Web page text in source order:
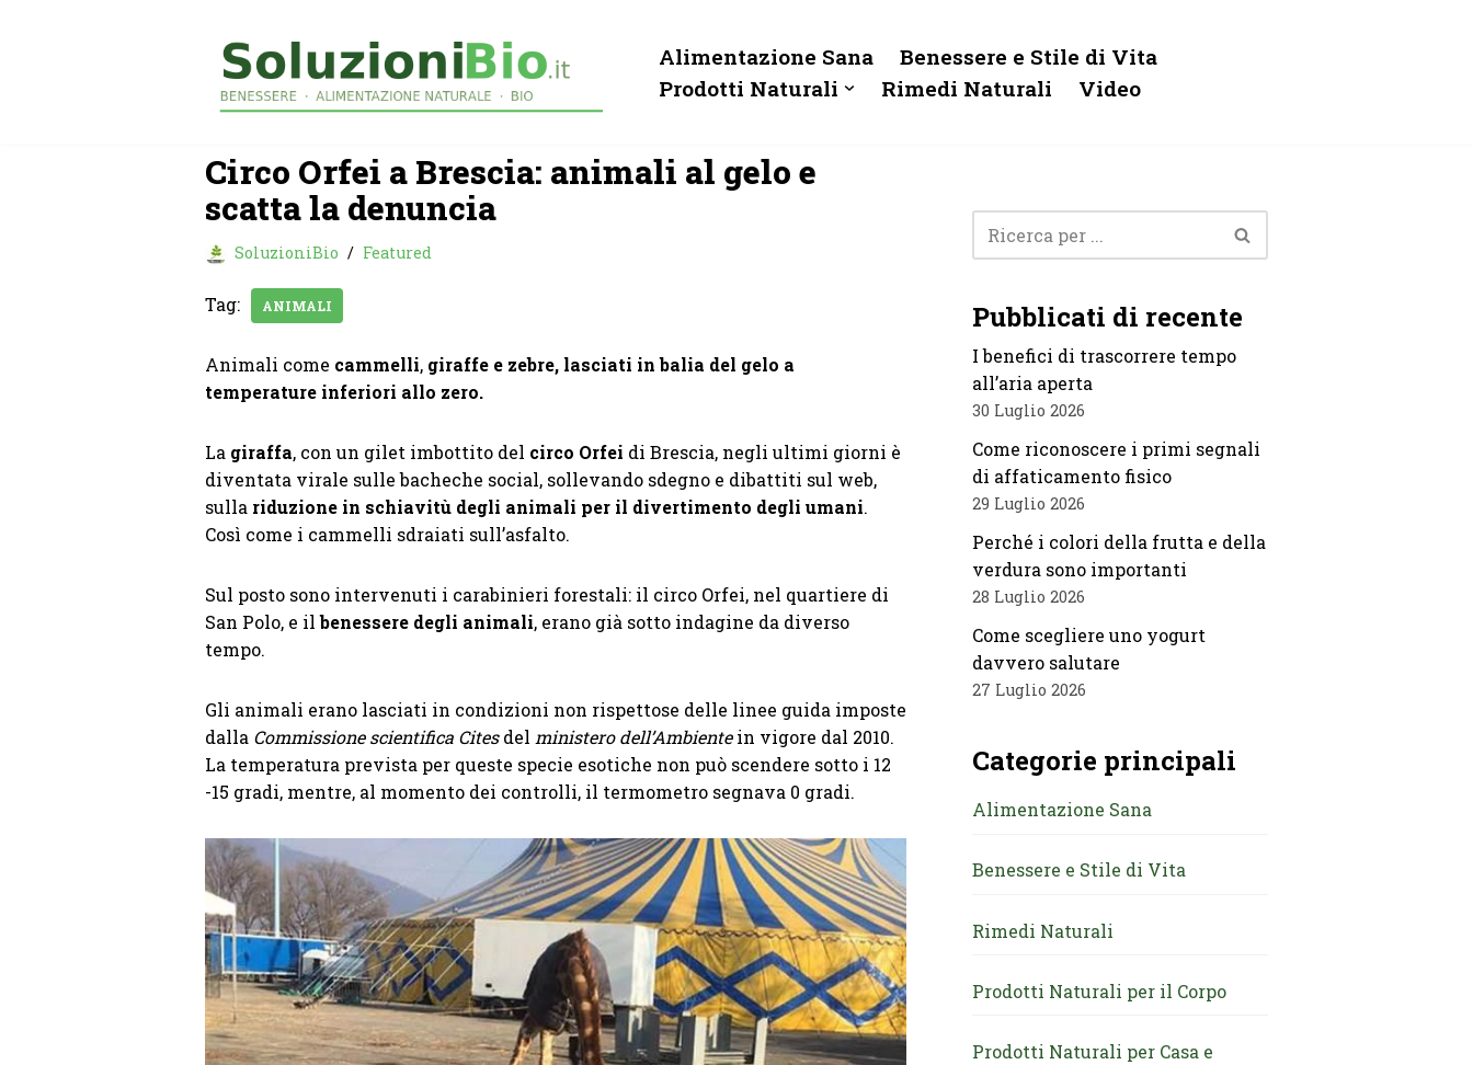
Alimentazione Sana
Benessere e Stile di Vita
Prodotti Naturali
Rimedi Naturali Video
Circo Orfei a Brescia: animali al gelo e
scatta la denuncia
SoluzioniBio Featured
Tag: ANIMALI
Animali come cammelli, giraffe e zebre, lasciati in balia del gelo a
temperature inferiori allo zero.
La giraffa, con un gilet imbottito del circo Orfei di Brescia, negli ultimi giorni è
diventata virale sulle bacheche social, sollevando sdegno e dibattiti sul web,
sulla riduzione in schiavitù degli animali per il divertimento degli umani.
Così come i cammelli sdraiati sull’asfalto.
Sul posto sono intervenuti i carabinieri forestali: il circo Orfei, nel quartiere di
San Polo, e ilbenessere degli animali, erano già sotto indagine da diverso
tempo.
Gli animali erano lasciati in condizioni non rispettose delle linee guida imposte
dalla Commissione scientifica Citesdel ministero dell’Ambientein vigore dal 2010.
La temperatura prevista per queste specie esotiche non può scendere sotto i 12
-15 gradi, mentre, al momento dei controlli, il termometro segnava 0 gradi.
Pubblicati di recente
I benefici di trascorrere tempo
all’aria aperta
30 Luglio 2026
Come riconoscere i primi segnali
di affaticamento fisico
29 Luglio 2026
Perché i colori della frutta e della
verdura sono importanti
28 Luglio 2026
Come scegliere uno yogurt
davvero salutare
27 Luglio 2026
Categorie principali
Alimentazione Sana
Benessere e Stile di Vita
Rimedi Naturali
Prodotti Naturali per il Corpo
Prodotti Naturali per Casa e